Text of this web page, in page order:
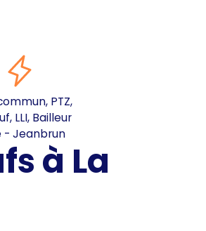
PTZ,
LLI, Bailleur
- Jeanbrun
à La